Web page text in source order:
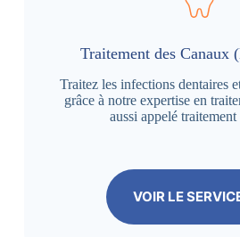
Traitement des Canaux
Traitez les infections dentaires
grâce à notre expertise en
aussi appelé traitement
VOIR LE